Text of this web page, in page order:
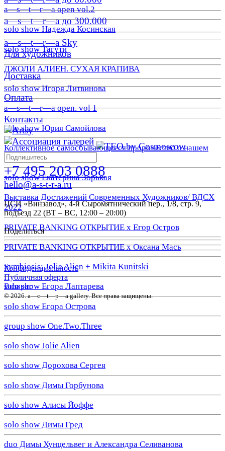
a—s—t—r—a open vol.2
solo show Надежда Косинская
solo show Тагути
ДЖОЛИ АЛИЕН. СУХАЯ КРАПИВА
solo show Игоря Литвинова
a—s—t—r—a open. vol 1
solo show Юрия Самойлова
Коллективное самосбывающееся пророчество о нашем
прекрасном завтра
solo show Екатерина Зорькая
Выставка Достижений Современных Художников/ ВДСХ
2022
PRIVATE BANKING ОТКРЫТИЕ х Егор Остров
PRIVATE BANKING ОТКРЫТИЕ х Оксана Мась
Symbiosis: Jolie Alien + Mikita Kunitski
solo show Егора Лаптарева
solo show Егора Острова
group show One.Two.Three
solo show Jolie Alien
solo show Дорохова Сергея
solo show Димы Горбунова
solo show Алисы Йоффе
solo show Димы Гред
duo Димы Хунцельвег и Александра Селиванова
a—s—t—r—a до 300.000
a—s—t—r—a Sky
Для художников
Доставка
Оплата
Контакты
+7 495 203 0888
hello@a-s-t-r-a.ru
ЦСИ «Винзавод», 4-й Сыромятнический пер., 1/8, стр. 9,
подъезд 22 (ВТ – ВС, 12:00 – 20:00)
Поделиться
Конфиденциальность
Публичная оферта
Возврат
© 2026. a—с—t—р—a gallery. Все права защищены.